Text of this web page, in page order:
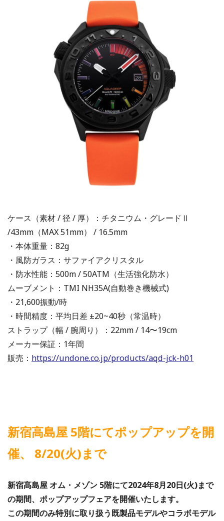
ケース（素材 / 径 / 厚）：チタニウム・グレードⅡ
/43mm（MAX 51mm） / 16.5mm
・本体重量：82g
・風防ガラス：サファイアクリスタル
・防水性能：500m / 50ATM（生活強化防水）
ムーブメント：TMI NH35A(自動巻き機械式)
・21,600振動/時
・時間精度：平均日差 ±20~40秒（常温時）
ストラップ（幅 / 腕周り）：22mm / 14〜19cm
メーカー保証：1年間
販売： https://undone.co.jp/products/aqd-jck-h01
新宿高島屋 5階にてポップアップを開
催、 8/20(火)まで
新宿髙島屋 オム・メゾン 5階にて2024年8月20日(火)まで
の期間、ポップアップフェアを開催いたします。
この期間のみ特別に取り扱う既製品モデルやコラボモデル